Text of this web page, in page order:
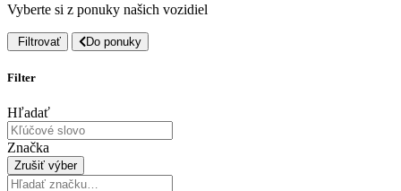
Vyberte si z ponuky našich vozidiel
Filtrovať Do ponuky
Filter
Hľadať
Značka
Zrušiť výber